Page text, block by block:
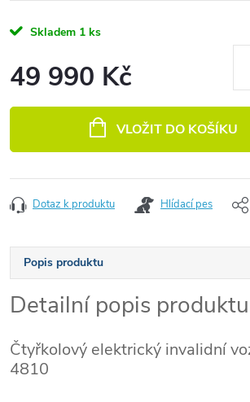
Skladem 1 ks
49 990 Kč
VLOŽIT DO KOŠÍKU
Dotaz k produktu Hlídací pes
Popis produktu
Detailní popis produktu
Čtyřkolový elektrický invalidní
4810